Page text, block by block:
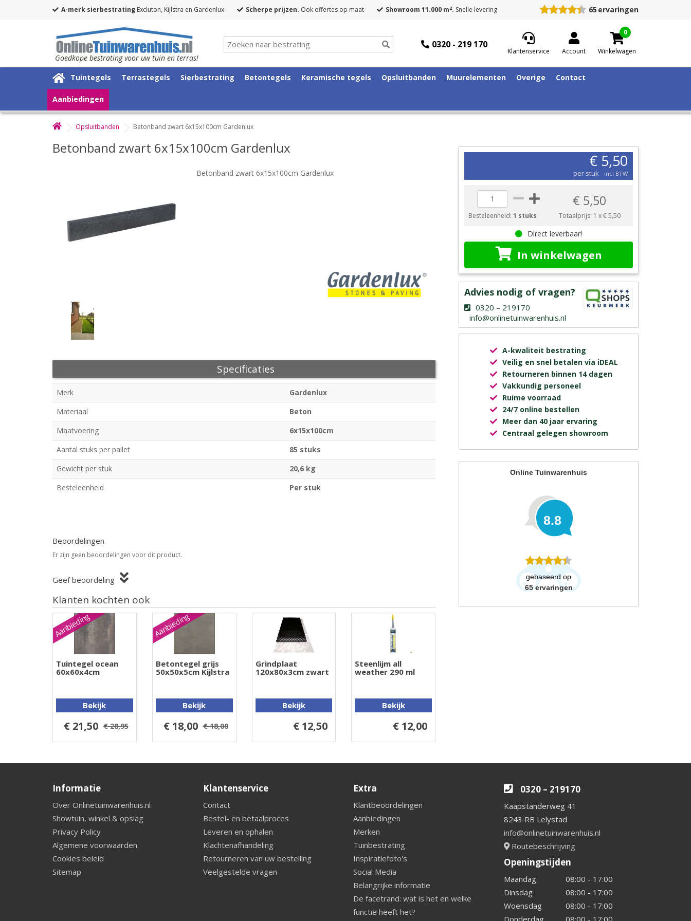
A-merk sierbestrating Excluton, Kijlstra en Gardenlux Scherpe prijzen. Ook offertes op maat Showroom 11.000 m2. Snelle levering 65 ervaringen
Goedkope bestrating voor uw tuin en terras!
0320 - 219 170
Klantenservice Account
0
Winkelwagen
Tuintegels Terrastegels Sierbestrating Betontegels Keramische tegels Opsluitbanden Muurelementen Overige Contact
Aanbiedingen
Opsluitbanden Betonband zwart 6x15x100cm Gardenlux
Betonband zwart 6x15x100cm Gardenlux
Betonband zwart 6x15x100cm Gardenlux
Specificaties
Merk
Gardenlux
Materiaal
Beton
Maatvoering
6x15x100cm
Aantal stuks per pallet
85 stuks
Gewicht per stuk
20,6 kg
Besteleenheid
Per stuk
Beoordelingen
Er zijn geen beoordelingen voor dit product.
Geef beoordeling
Klanten kochten ook
Aanbieding
Tuintegel ocean
60x60x4cm
Bekijk
€ 21,50 € 28,95
Aanbieding
Betontegel grijs
50x50x5cm Kijlstra
Bekijk
€ 18,00 € 18,00
Grindplaat
120x80x3cm zwart
Bekijk
€ 12,50
Steenlijm all
weather 290 ml
Bekijk
€ 12,00
€ 5,50
per stuk incl BTW
Besteleenheid:1 stuks
€ 5,50
Totaalprijs: 1 x€ 5,50
Direct leverbaar!
In winkelwagen
Advies nodig of vragen?
0320 – 219170
info@onlinetuinwarenhuis.nl
A-kwaliteit bestrating
Veilig en snel betalen via iDEAL
Retourneren binnen 14 dagen
Vakkundig personeel
Ruime voorraad
24/7 online bestellen
Meer dan 40 jaar ervaring
Centraal gelegen showroom
Online Tuinwarenhuis
8.8
gebaseerd op
65 ervaringen
Informatie
Over Onlinetuinwarenhuis.nl
Showtuin, winkel & opslag
Privacy Policy
Algemene voorwaarden
Cookies beleid
Sitemap
Klantenservice
Contact
Bestel- en betaalproces
Leveren en ophalen
Klachtenafhandeling
Retourneren van uw bestelling
Veelgestelde vragen
Extra
Klantbeoordelingen
Aanbiedingen
Merken
Tuinbestrating
Inspiratiefoto's
Social Media
Belangrijke informatie
De facetrand: wat is het en welke
functie heeft het?
0320 – 219170
Kaapstanderweg 41
8243 RB Lelystad
info@onlinetuinwarenhuis.nl
Routebeschrijving
Openingstijden
Maandag
08:00 - 17:00
Dinsdag
08:00 - 17:00
Woensdag
08:00 - 17:00